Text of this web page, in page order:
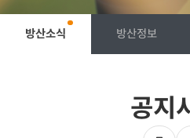
방산소식 방산정보
공지